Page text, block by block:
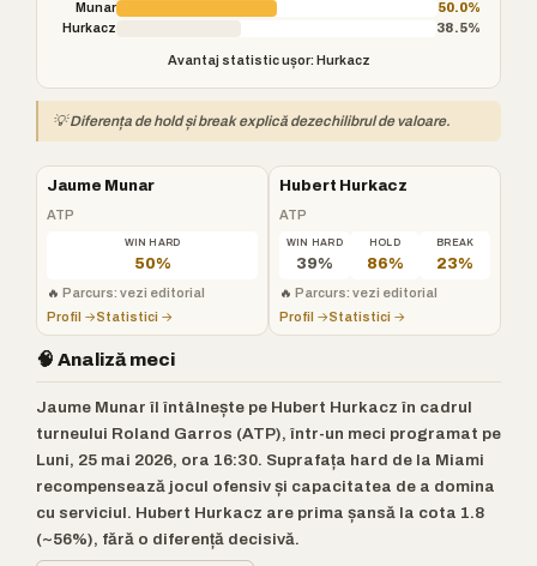
Munar
50.0%
Hurkacz
38.5%
Avantaj statistic ușor: Hurkacz
💡 Diferența de hold și break explică dezechilibrul de valoare.
Jaume Munar
ATP
WIN HARD
50%
🔥 Parcurs: vezi editorial
Profil →Statistici →
Hubert Hurkacz
ATP
WIN HARD
39%
HOLD
86%
BREAK
23%
🔥 Parcurs: vezi editorial
Profil →Statistici →
🧠 Analiză meci
Jaume Munar îl întâlnește pe Hubert Hurkacz în cadrul
turneului Roland Garros (ATP), într-un meci programat pe
Luni, 25 mai 2026, ora 16:30. Suprafața hard de la Miami
recompensează jocul ofensiv și capacitatea de a domina
cu serviciul. Hubert Hurkacz are prima șansă la cota 1.8
(~56%), fără o diferență decisivă.